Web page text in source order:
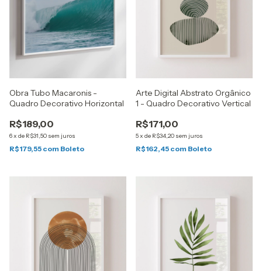
Obra Tubo Macaronis -
Quadro Decorativo Horizontal
R$189,00
6x de R$31,50 sem juros
R$179,55 com Boleto
Arte Digital Abstrato Orgânico
1 - Quadro Decorativo Vertical
R$171,00
5x de R$34,20 sem juros
R$162,45 com Boleto